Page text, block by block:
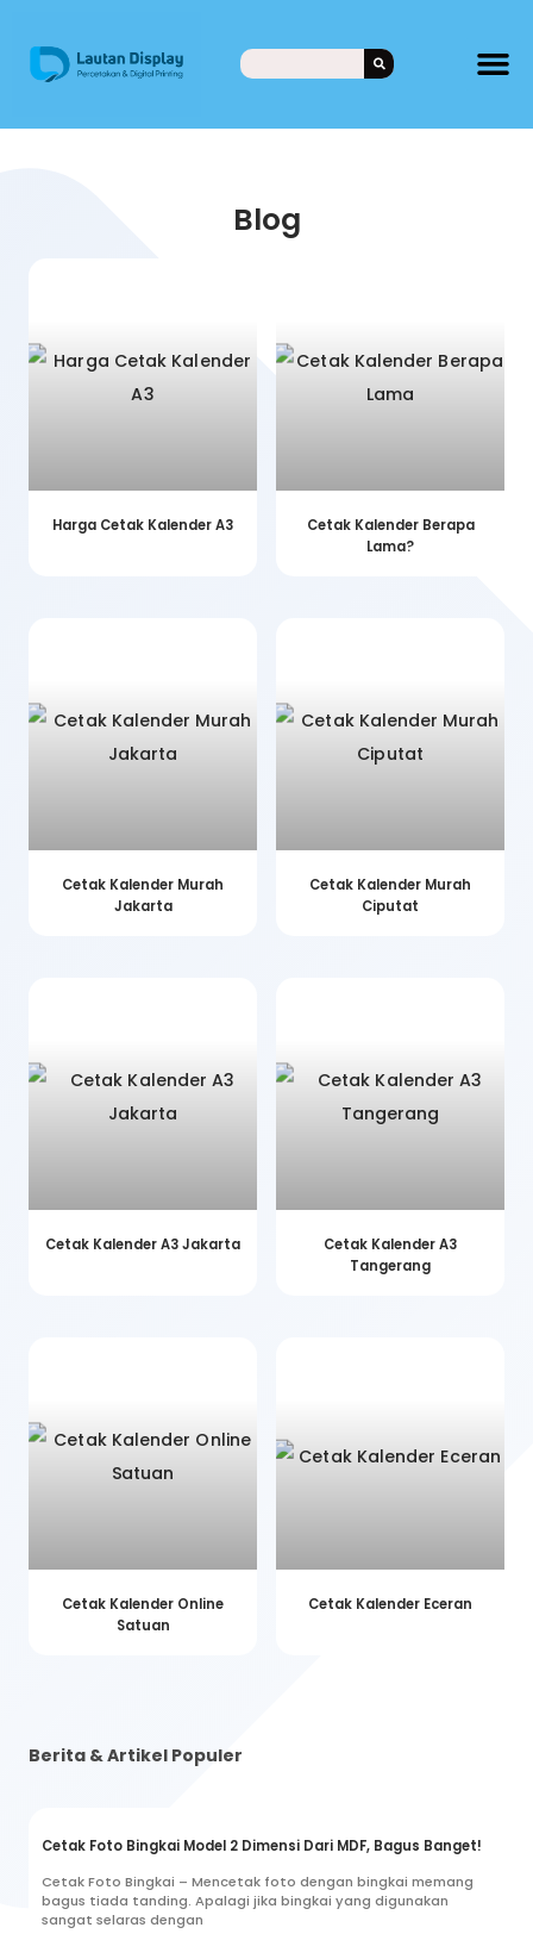
Blog
Harga Cetak Kalender A3
Cetak Kalender Berapa
Lama?
Cetak Kalender Murah
Jakarta
Cetak Kalender Murah
Ciputat
Cetak Kalender A3 Jakarta
Cetak Kalender A3
Tangerang
Cetak Kalender Online
Satuan
Cetak Kalender Eceran
Berita & Artikel Populer
Cetak Foto Bingkai Model 2 Dimensi Dari MDF, Bagus Banget!
Cetak Foto Bingkai – Mencetak foto dengan bingkai memang
bagus tiada tanding. Apalagi jika bingkai yang digunakan
sangat selaras dengan